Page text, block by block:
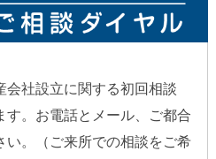
会社設立に関する初回相談
す。お電話とメール、ご都合
い。（ご来所での相談をご希